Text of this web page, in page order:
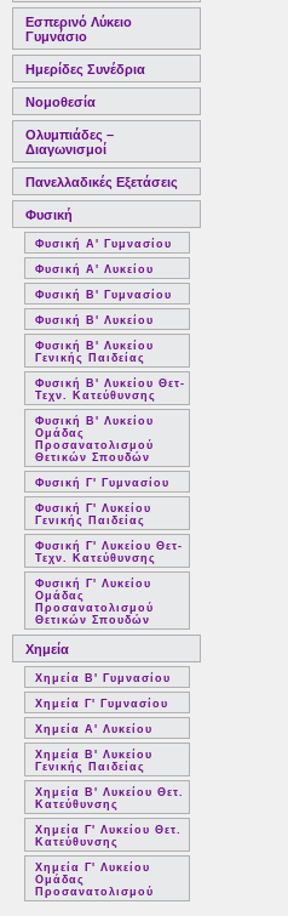
Εσπερινό Λύκειο
Γυμνάσιο
Ημερίδες Συνέδρια
Νομοθεσία
Ολυμπιάδες –
Διαγωνισμοί
Πανελλαδικές Εξετάσεις
Φυσική
Φυσική Α' Γυμνασίου
Φυσική Α' Λυκείου
Φυσική Β' Γυμνασίου
Φυσική Β' Λυκείου
Φυσική Β' Λυκείου
Γενικής Παιδείας
Φυσική Β' Λυκείου Θετ-
Τεχν. Κατεύθυνσης
Φυσική Β' Λυκείου
Ομάδας
Προσανατολισμού
Θετικών Σπουδών
Φυσική Γ' Γυμνασίου
Φυσική Γ' Λυκείου
Γενικής Παιδείας
Φυσική Γ' Λυκείου Θετ-
Τεχν. Κατεύθυνσης
Φυσική Γ' Λυκείου
Ομάδας
Προσανατολισμού
Θετικών Σπουδών
Χημεία
Χημεία Β' Γυμνασίου
Χημεία Γ' Γυμνασίου
Χημεία Α' Λυκείου
Χημεία Β' Λυκείου
Γενικής Παιδείας
Χημεία Β' Λυκείου Θετ.
Κατεύθυνσης
Χημεία Γ' Λυκείου Θετ.
Κατεύθυνσης
Χημεία Γ' Λυκείου
Ομάδας
Προσανατολισμού